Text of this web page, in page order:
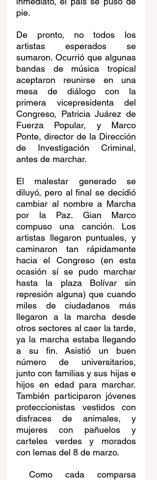
pie.
De pronto, no todos los
artistas esperados se
sumaron. Ocurrió que algunas
bandas de música tropical
aceptaron reunirse en una
mesa de diálogo con la
primera vicepresidenta del
Congreso, Patricia Juárez de
Fuerza Popular, y Marco
Ponte, director de la Dirección
de Investigación Criminal,
antes de marchar.
El malestar generado se
diluyó, pero al final se decidió
cambiar al nombre a Marcha
por la Paz. Gian Marco
compuso una canción. Los
artistas llegaron puntuales, y
caminaron tan rápidamente
hacia el Congreso (en esta
ocasión sí se pudo marchar
hasta la plaza Bolívar sin
represión alguna) que cuando
miles de ciudadanos más
llegaron a la marcha desde
otros sectores al caer la tarde,
ya la marcha estaba llegando
a su fin. Asistió un buen
número de universitarios,
junto con familias y sus hijas e
hijos en edad para marchar.
También participaron jóvenes
proteccionistas vestidos con
disfraces de animales, y
mujeres con pañuelos y
carteles verdes y morados
con lemas del 8 de marzo.